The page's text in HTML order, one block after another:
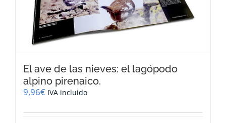
El ave de las nieves: el lagópodo
alpino pirenaico.
9,96€ IVA incluido